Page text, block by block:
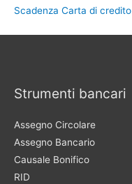
Scadenza Carta di credito
Strumenti bancari
Assegno Circolare
Assegno Bancario
Causale Bonifico
RID